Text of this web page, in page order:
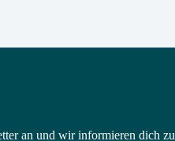
an und wir informieren dich zu